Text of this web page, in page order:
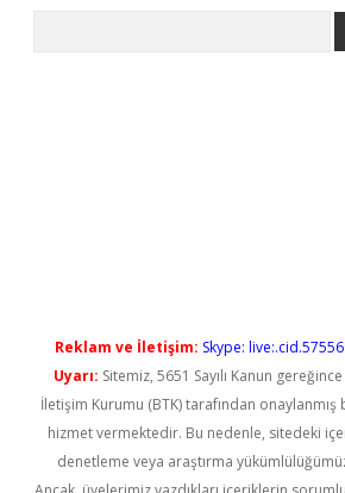
Reklam ve İletişim: Skype:
Uyarı: Sitemiz, 5651 Sayılı Kanun
İletişim Kurumu (BTK) tarafından onaylanmış
hizmet vermektedir. Bu nedenle, sitedeki
denetleme veya araştırma